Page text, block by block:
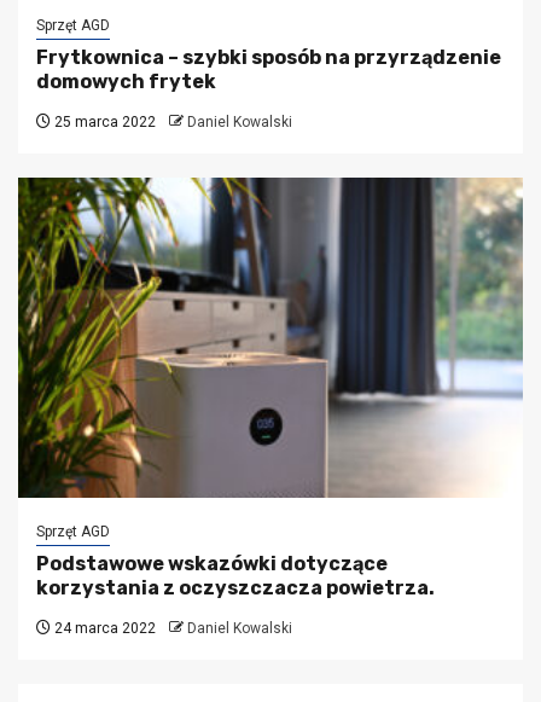
Sprzęt AGD
Frytkownica – szybki sposób na przyrządzenie
domowych frytek
25 marca 2022 Daniel Kowalski
Sprzęt AGD
Podstawowe wskazówki dotyczące
korzystania z oczyszczacza powietrza.
24 marca 2022 Daniel Kowalski